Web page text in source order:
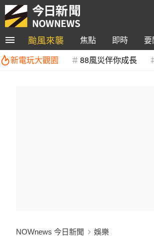
颱風來襲 焦點 即時 要
新電玩大觀園
88風災伴你成長
NOWnews 今日新聞 娛樂